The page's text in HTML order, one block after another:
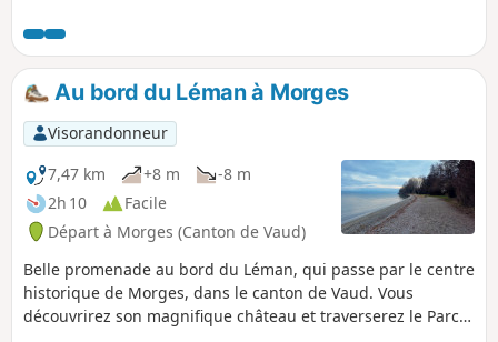
Au bord du Léman à Morges
Visorandonneur
7,47 km
+8 m
-8 m
2h 10
Facile
Départ à Morges (Canton de Vaud)
Belle promenade au bord du Léman, qui passe par le centre
historique de Morges, dans le canton de Vaud. Vous
découvrirez son magnifique château et traverserez le Parc